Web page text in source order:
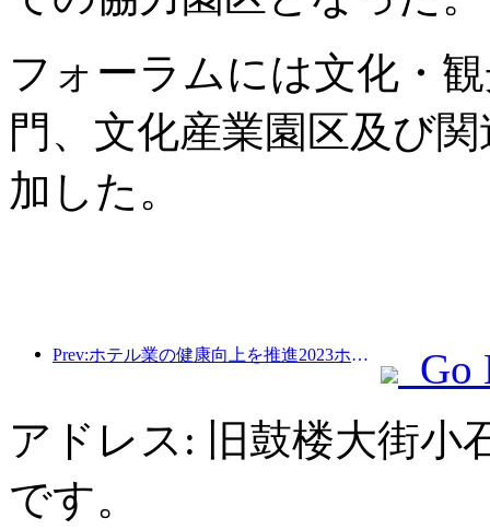
フォーラムには文化・
門、文化産業園区及び
加した。
Prev:ホテル業の健康向上を推進2023ホテル業グリーン発展フォーラム西安開幕
Go
アドレス: 旧鼓楼大街小
です。